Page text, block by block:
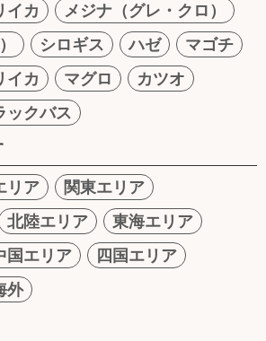
イカ
メジナ（グレ・クロ）
シロギス ハゼ
マゴチ
イカ マグロ
カツオ
ックバス
リア
関東エリア
北陸エリア
東海エリア
国エリア
四国エリア
外